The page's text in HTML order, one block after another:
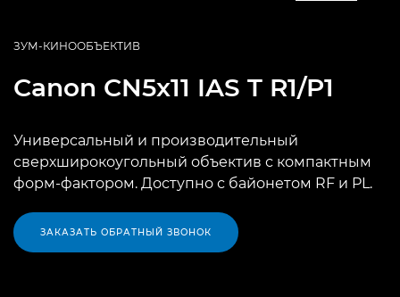
ЗУМ-КИНООБЪЕКТИВ
Canon CN5x11 IAS T R1/P1
Универсальный и производительный
сверхширокоугольный объектив с компактным
форм-фактором. Доступно с байонетом RF и PL.
ЗАКАЗАТЬ ОБРАТНЫЙ ЗВОНОК